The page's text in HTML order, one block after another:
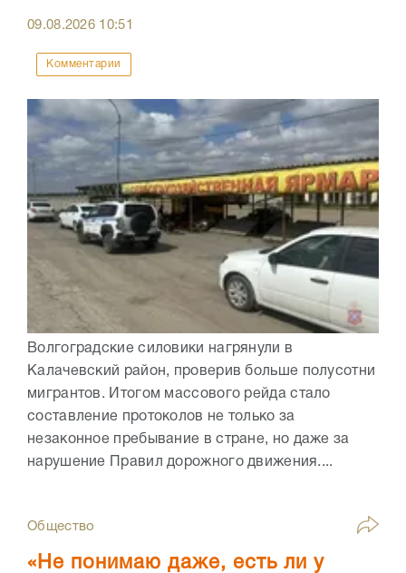
09.08.2026 10:51
Комментарии
Волгоградские силовики нагрянули в
Калачевский район, проверив больше полусотни
мигрантов. Итогом массового рейда стало
составление протоколов не только за
незаконное пребывание в стране, но даже за
нарушение Правил дорожного движения....
Общество
«Не понимаю даже, есть ли у